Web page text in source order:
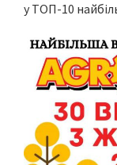
у ТОП-10